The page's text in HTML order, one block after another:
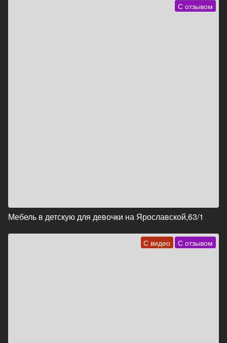
С отзывом
Мебель в детскую для девочки на Ярославской,63/1
С видео С отзывом